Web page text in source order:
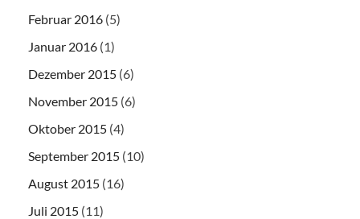
Februar 2016 (5)
Januar 2016 (1)
Dezember 2015 (6)
November 2015 (6)
Oktober 2015 (4)
September 2015 (10)
August 2015 (16)
Juli 2015 (11)